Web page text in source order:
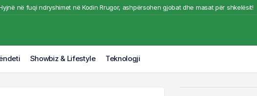
në fuqi ndryshimet në Kodin Rrugor, ashpërsohen gjobat dhe masat për shkelësit!
Showbiz & Lifestyle Teknologji